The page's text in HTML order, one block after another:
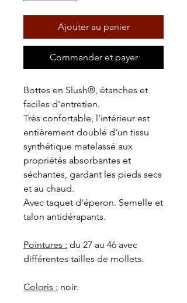
Ajouter au panier
Commander et payer
Bottes en Slush®, étanches et
faciles d'entretien.
Très confortable, l'intérieur est
entièrement doublé d'un tissu
synthétique matelassé aux
propriétés absorbantes et
séchantes, gardant les pieds secs
et au chaud.
Avec taquet d'éperon. Semelle et
talon antidérapants.
Pointures : du 27 au 46 avec
différentes tailles de mollets.
Coloris : noir.